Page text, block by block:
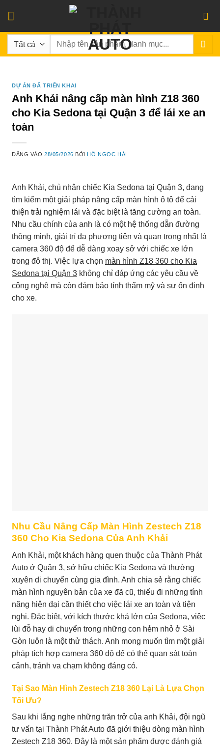
qua
nội
dung
Tìm
DỰ ÁN ĐÃ TRIỂN KHAI
Anh Khải nâng cấp màn hình Z18 360
cho Kia Sedona tại Quận 3 để lái xe an
toàn
ĐĂNG VÀO28/05/2026 BỞIHỒ NGỌC HẢI
Anh Khải, chủ nhân chiếc Kia Sedona tại Quận 3, đang
tìm kiếm một giải pháp nâng cấp màn hình ô tô để cải
thiện trải nghiệm lái và đặc biệt là tăng cường an toàn.
Nhu cầu chính của anh là có một hệ thống dẫn đường
thông minh, giải trí đa phương tiện và quan trọng nhất là
camera 360 độ để dễ dàng xoay sở với chiếc xe lớn
trong đô thị. Việc lựa chọn màn hình Z18 360 cho Kia
Sedona tại Quận 3 không chỉ đáp ứng các yêu cầu về
công nghệ mà còn đảm bảo tính thẩm mỹ và sự ổn định
cho xe.
Nhu Cầu Nâng Cấp Màn Hình Zestech Z18
360 Cho Kia Sedona Của Anh Khải
Anh Khải, một khách hàng quen thuộc của Thành Phát
Auto ở Quận 3, sở hữu chiếc Kia Sedona và thường
xuyên di chuyển cùng gia đình. Anh chia sẻ rằng chiếc
màn hình nguyên bản của xe đã cũ, thiếu đi những tính
năng hiện đại cần thiết cho việc lái xe an toàn và tiện
nghi. Đặc biệt, với kích thước khá lớn của Sedona, việc
lùi đỗ hay di chuyển trong những con hẻm nhỏ ở Sài
Gòn luôn là một thử thách. Anh mong muốn tìm một giải
pháp tích hợp camera 360 độ để có thể quan sát toàn
cảnh, tránh va chạm không đáng có.
Tại Sao Màn Hình Zestech Z18 360 Lại Là Lựa Chọn
Tối Ưu?
Sau khi lắng nghe những trăn trở của anh Khải, đội ngũ
tư vấn tại Thành Phát Auto đã giới thiệu dòng màn hình
Zestech Z18 360. Đây là một sản phẩm được đánh giá